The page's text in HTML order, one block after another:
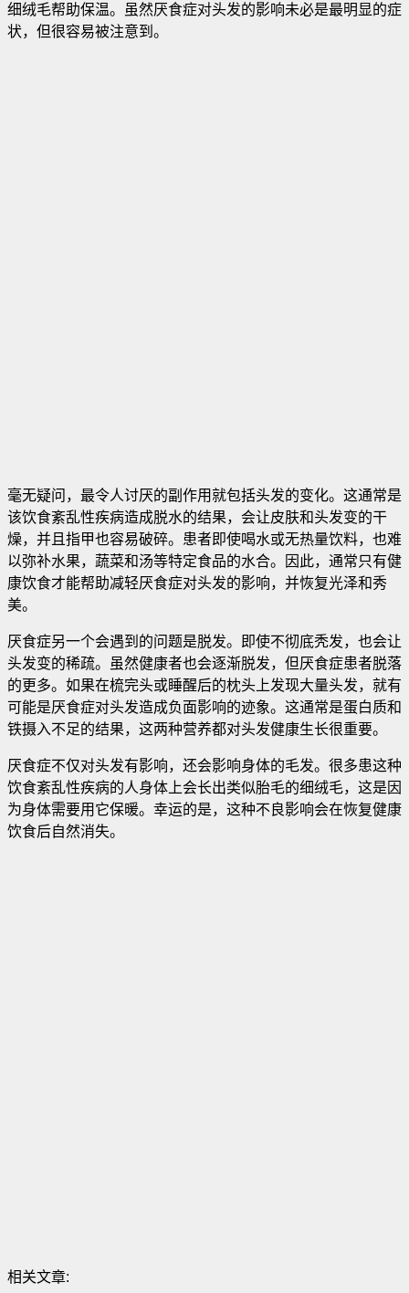
细绒毛帮助保温。虽然厌食症对头发的影响未必是最明显的症
状，但很容易被注意到。
毫无疑问，最令人讨厌的副作用就包括头发的变化。这通常是
该饮食紊乱性疾病造成脱水的结果，会让皮肤和头发变的干
燥，并且指甲也容易破碎。患者即使喝水或无热量饮料，也难
以弥补水果，蔬菜和汤等特定食品的水合。因此，通常只有健
康饮食才能帮助减轻厌食症对头发的影响，并恢复光泽和秀
美。
厌食症另一个会遇到的问题是脱发。即使不彻底秃发，也会让
头发变的稀疏。虽然健康者也会逐渐脱发，但厌食症患者脱落
的更多。如果在梳完头或睡醒后的枕头上发现大量头发，就有
可能是厌食症对头发造成负面影响的迹象。这通常是蛋白质和
铁摄入不足的结果，这两种营养都对头发健康生长很重要。
厌食症不仅对头发有影响，还会影响身体的毛发。很多患这种
饮食紊乱性疾病的人身体上会长出类似胎毛的细绒毛，这是因
为身体需要用它保暖。幸运的是，这种不良影响会在恢复健康
饮食后自然消失。
相关文章: